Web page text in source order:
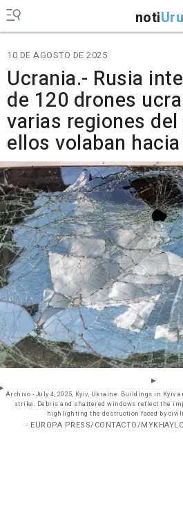
noti
10 DE AGOSTO DE 2025
Ucrania.- Rusia
de 120 drones
varias regiones
ellos volaban
Archivo - July 4, 2025, Kyiv, Ukraine: Buildings in Kyiv
strike. Debris and shattered windows reflect the
highlighting the destruction faced by
- EUROPA PRESS/CONTACTO/